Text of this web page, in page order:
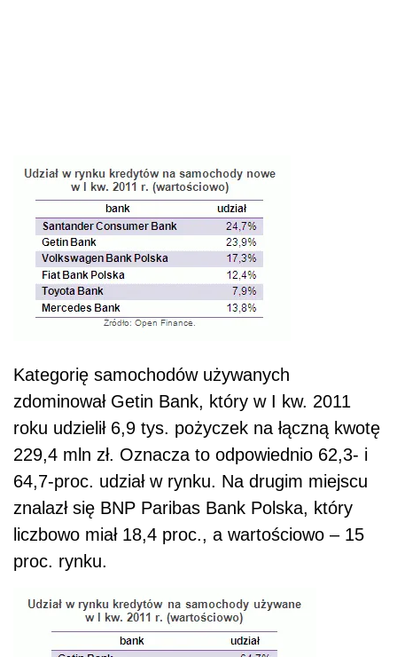
Kategorię samochodów używanych
zdominował Getin Bank, który w I kw. 2011
roku udzielił 6,9 tys. pożyczek na łączną kwotę
229,4 mln zł. Oznacza to odpowiednio 62,3- i
64,7-proc. udział w rynku. Na drugim miejscu
znalazł się BNP Paribas Bank Polska, który
liczbowo miał 18,4 proc., a wartościowo – 15
proc. rynku.